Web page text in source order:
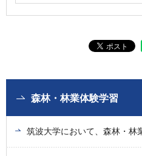
森林・林業体験学習
筑波大学において、森林・林